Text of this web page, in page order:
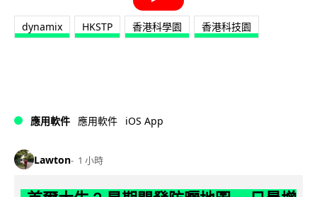
dynamix HKSTP ‎香港科學園‬ 香港科技園
應用軟件 應用軟件 iOS App
Lawton 1 小時